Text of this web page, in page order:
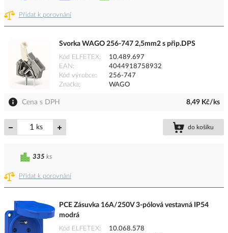
Přidat k porovnání
Svorka WAGO 256-747 2,5mm2 s přip.DPS
Kód ELFETEX
10.489.697
EAN
4044918758932
Kód výrobce
256-747
Značka
WAGO
Cena s DPH 8,49 Kč/ks
ks do košíku
Přidat k porovnání
335 ks
PCE Zásuvka 16A/250V 3-pólová vestavná IP54
modrá
Kód ELFETEX
10.068.578